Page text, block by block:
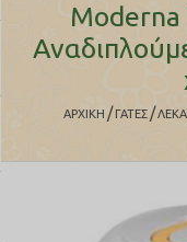
Moderna
ΑΡΧΙΚΉ / ΓΑΤΕΣ /